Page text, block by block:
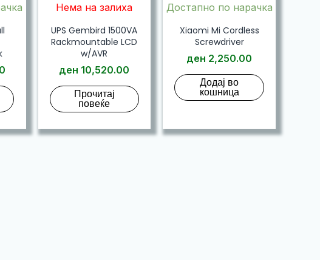
Нема на залиха
UPS Gembird 1500VA
Rackmountable LCD
w/AVR
ден 10,520.00
Прочитај
повеќе
Достапно по нарачка
Xiaomi Mi Cordless
Screwdriver
ден 2,250.00
Додај во
кошница